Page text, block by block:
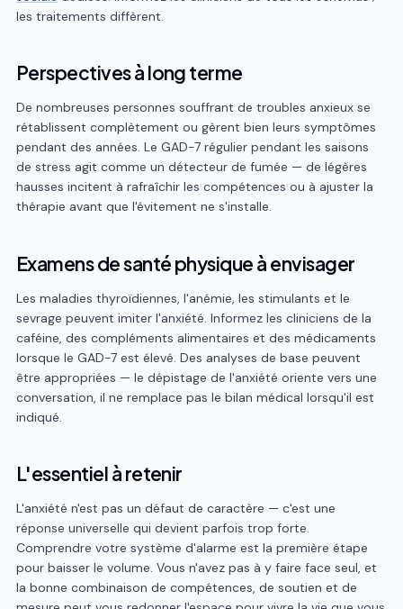
les traitements diffèrent.
Perspectives à long terme
De nombreuses personnes souffrant de troubles anxieux se
rétablissent complètement ou gèrent bien leurs symptômes
pendant des années. Le GAD-7 régulier pendant les saisons
de stress agit comme un détecteur de fumée — de légères
hausses incitent à rafraîchir les compétences ou à ajuster la
thérapie avant que l'évitement ne s'installe.
Examens de santé physique à envisager
Les maladies thyroïdiennes, l'anémie, les stimulants et le
sevrage peuvent imiter l'anxiété. Informez les cliniciens de la
caféine, des compléments alimentaires et des médicaments
lorsque le GAD-7 est élevé. Des analyses de base peuvent
être appropriées — le dépistage de l'anxiété oriente vers une
conversation, il ne remplace pas le bilan médical lorsqu'il est
indiqué.
L'essentiel à retenir
L'anxiété n'est pas un défaut de caractère — c'est une
réponse universelle qui devient parfois trop forte.
Comprendre votre système d'alarme est la première étape
pour baisser le volume. Vous n'avez pas à y faire face seul, et
la bonne combinaison de compétences, de soutien et de